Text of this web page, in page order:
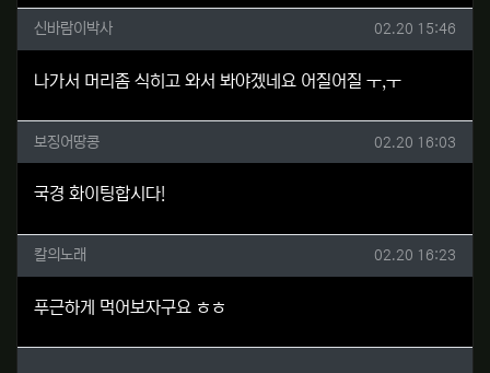
신바람이박사님의 댓글
신바람이박사 작성일
02.20 15:46
나가서 머리좀 식히고 와서 봐야겠네요 어질어질 ㅜ,ㅜ
보징어땅콩님의 댓글
보징어땅콩 작성일
02.20 16:03
국경 화이팅합시다!
칼의노래님의 댓글
칼의노래 작성일
02.20 16:23
푸근하게 먹어보자구요 ㅎㅎ